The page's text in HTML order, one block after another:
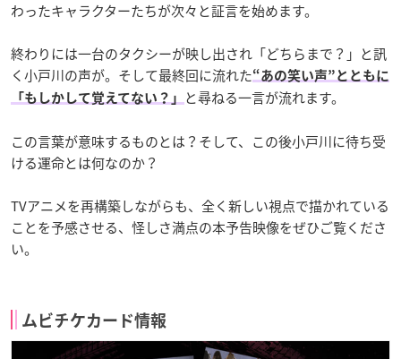
わったキャラクターたちが次々と証言を始めます。
終わりには一台のタクシーが映し出され「どちらまで？」と訊
く小戸川の声が。そして最終回に流れた“あの笑い声”とともに
「もしかして覚えてない？」
と尋ねる一言が流れます。
この言葉が意味するものとは？そして、この後小戸川に待ち受
ける運命とは何なのか？
TVアニメを再構築しながらも、全く新しい視点で描かれている
ことを予感させる、怪しさ満点の本予告映像をぜひご覧くださ
い。
ムビチケカード情報